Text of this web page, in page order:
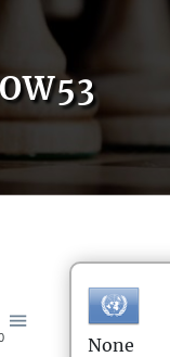
None